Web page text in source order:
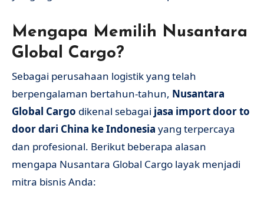
Mengapa Memilih Nusantara
Global Cargo?
Sebagai perusahaan logistik yang telah
berpengalaman bertahun-tahun, Nusantara
Global Cargo dikenal sebagai jasa import door to
door dari China ke Indonesia yang terpercaya
dan profesional. Berikut beberapa alasan
mengapa Nusantara Global Cargo layak menjadi
mitra bisnis Anda: